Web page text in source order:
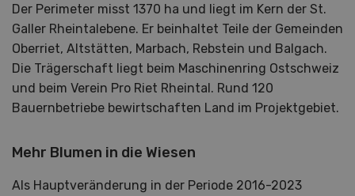
Der Perimeter misst 1370 ha und liegt im Kern der St.
Galler Rhein­talebene. Er bein­haltet Teile der Gemeinden
Oberriet, Altstätten, Marbach, Rebstein und Balgach.
Die Trägerschaft liegt beim Maschinen­ring Ostschweiz
und beim Verein Pro Riet Rheintal. Rund 120
Bauernbetriebe bewirtschaften Land im Projektgebiet.
Mehr Blumen in die Wiesen
Als Hauptveränderung in der Periode 2016-2023